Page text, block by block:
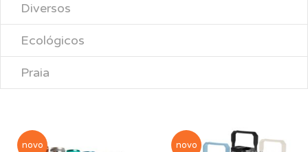
Diversos
Ecológicos
Praia
novo novo